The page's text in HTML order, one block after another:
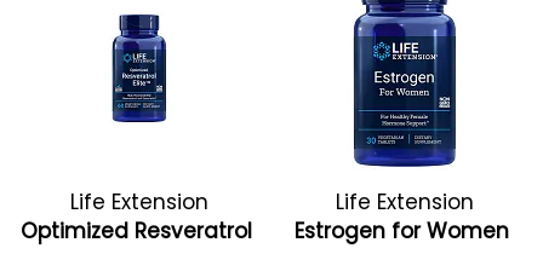
Life Extension
Optimized Resveratrol
Life Extension
Estrogen for Women